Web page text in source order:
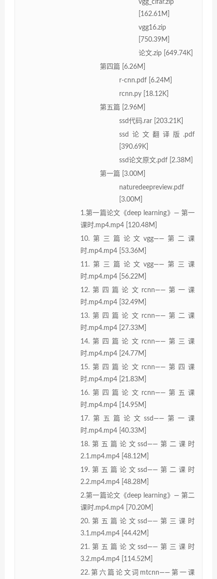
vgg_cifar.zip
[162.61M]
vgg16.zip
[750.39M]
论文.zip [649.74K]
第四篇 [6.26M]
r-cnn.pdf [6.24M]
rcnn.py [18.12K]
第五篇 [2.96M]
ssd代码.rar [203.21K]
ssd论文翻译版.pdf
[390.69K]
ssd论文原文.pdf [2.38M]
第一篇 [3.00M]
naturedeepreview.pdf
[3.00M]
1.第一篇论文《deep learning》— 第一
课时.mp4.mp4 [120.48M]
10.第三篇论文vgg——第二课
时.mp4.mp4 [53.36M]
11.第三篇论文vgg——第三课
时.mp4.mp4 [56.22M]
12.第四篇论文rcnn——第一课
时.mp4.mp4 [32.49M]
13.第四篇论文rcnn——第二课
时.mp4.mp4 [27.33M]
14.第四篇论文rcnn——第三课
时.mp4.mp4 [24.77M]
15.第四篇论文rcnn——第四课
时.mp4.mp4 [21.83M]
16.第四篇论文rcnn——第五课
时.mp4.mp4 [14.95M]
17.第五篇论文ssd——第一课
时.mp4.mp4 [40.33M]
18.第五篇论文ssd——第二课时
2.1.mp4.mp4 [48.12M]
19.第五篇论文ssd——第二课时
2.2.mp4.mp4 [48.28M]
2.第一篇论文《deep learning》— 第二
课时.mp4.mp4 [70.20M]
20.第五篇论文ssd——第三课时
3.1.mp4.mp4 [44.42M]
21.第五篇论文ssd——第三课时
3.2.mp4.mp4 [114.52M]
22.第六篇论文词mtcnn——第一课